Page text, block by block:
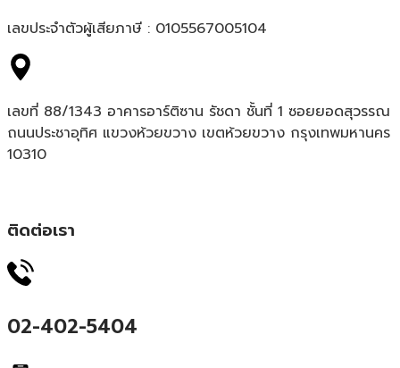
เลขประจำตัวผู้เสียภาษี : 0105567005104
เลขที่ 88/1343 อาคารอาร์ติซาน รัชดา ชั้นที่ 1 ซอยยอดสุวรรณ
ถนนประชาอุทิศ แขวงห้วยขวาง เขตห้วยขวาง กรุงเทพมหานคร
10310
ติดต่อเรา
02-402-5404